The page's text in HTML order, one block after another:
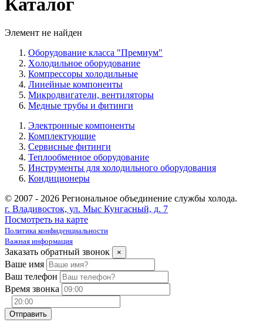
Элемент не найден
Оборудование класса "Премиум"
Xолодильное оборудование
Компрессоры холодильные
Линейные компоненты
Микродвигатели, вентиляторы
Медные трубы и фитинги
Электронные компоненты
Комплектующие
Сервисные фитинги
Теплообменное оборудование
Инструменты для холодильного оборудования
Кондиционеры
© 2007 - 2026 Региональное объединение службы холода.
г. Владивосток, ул. Мыс Кунгасный, д. 7
Посмотреть на карте
Политика конфиденциальности
Важная информация
Заказать обратный звонок ×
Ваше имя
Ваш телефон
Время звонка